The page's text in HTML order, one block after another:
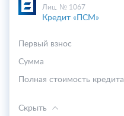
Лиц. № 1067
Кредит «ПСМ»
Первый взнос
Cумма
Полная стоимость кредита
Скрыть